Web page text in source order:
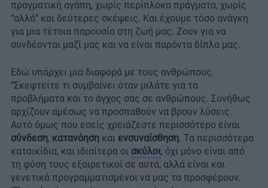
πραγματική αγάπη, χωρίς περίπλοκα πράγματα, χωρίς
‘’αλλά’’ και δεύτερες σκέψεις. Και έχουμε τόσο ανάγκη
για μια τέτοια παρουσία στη ζωή μας. Ζουν για να
συνδέονται μαζί μας και να είναι παρόντα δίπλα μας.
Εδώ υπάρχει μια διαφορά με τους ανθρώπους.
‘’Σκεφτείτε τι συμβαίνει όταν μιλάτε για τα
προβλήματα και το άγχος σας σε ανθρώπους. Συνήθως
αρχίζουν αμέσως να προσπαθούν να βρουν λύσεις.
Αυτό όμως που εσείς χρειάζεστε περισσότερο είναι
σύνδεση, κατανόηση και ενσυναίσθηση. Τα περισσότερα
κατοικίδια, και ιδιαίτερα οι σκύλοι, όχι μόνο είναι από
τη φύση τους εξαιρετικοί σε αυτά, αλλά είναι και
γενετικά προγραμματισμένοι να μας τα προσφέρουν.